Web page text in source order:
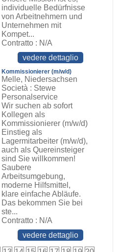
individuelle Bedürfnisse
von Arbeitnehmern und
Unternehmen mit
Kompet...
Contratto : N/A
vedere dettaglio
Kommissionierer (m/w/d)
Melle, Niedersachsen
Società : Stewe
Personalservice
Wir suchen ab sofort
Kollegen als
Kommissionierer (m/w/d)
Einstieg als
Lagermitarbeiter (m/w/d),
auch als Quereinsteiger
sind Sie willkommen!
Saubere
Arbeitsumgebung,
moderne Hilfsmittel,
klare einfache Abläufe.
Das bekommen Sie bei
ste...
Contratto : N/A
vedere dettaglio